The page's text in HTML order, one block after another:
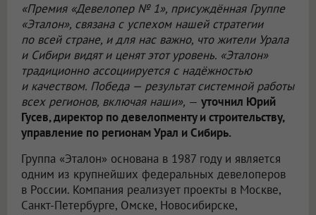
«Премия «Девелопер № 1», присуждённая Группе
«Эталон», связана с успехом нашей стратегии
по всей стране, и для нас важно, что жители Урала
и Сибири видят и ценят этот уровень. «Эталон»
традиционно ассоциируется с надёжностью
и качеством. Победа — результат системной работы
всех регионов, включая наши», — уточнил Юрий
Гусев, директор по девелопменту и строительству,
управление по регионам Урал и Сибирь.
Группа «Эталон» основана в 1987 году и является
одним из крупнейших федеральных девелоперов
в России. Компания реализует проекты в Москве,
Санкт-Петербурге, Омске, Новосибирске,